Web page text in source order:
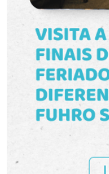
Shopping
Ferreira Viana, o
acesso a
restaurantes,
essenciais. Uma
mobilidade e qualidade
Vitta Garden Club
agradável,
ideal para quem
tranquilidade e bem-estar.
mais procurados da região.